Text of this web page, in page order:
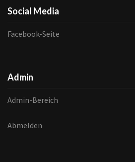
Social Media
Facebook-Seite
Admin
Admin-Bereich
Abmelden